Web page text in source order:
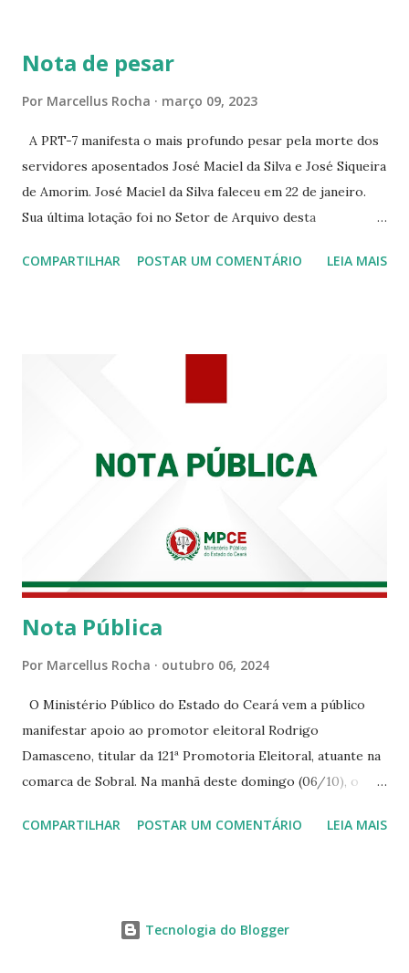
☆CINE VIP CLUBE RUA 24 DE MAIO 825 ☆CINE ECLIPSE
Nota de pesar
Por Marcellus Rocha março 09, 2023
A PRT-7 manifesta o mais profundo pesar pela morte dos
servidores aposentados José Maciel da Silva e José Siqueira
de Amorim. José Maciel da Silva faleceu em 22 de janeiro.
Sua última lotação foi no Setor de Arquivo desta
Siqueira Amorim faleceu em 28 de fevereiro e encerrou a
COMPARTILHAR POSTAR UM COMENTÁRIO LEIA MAIS
Nota Pública
Por Marcellus Rocha outubro 06, 2024
O Ministério Público do Estado do Ceará vem a público
manifestar apoio ao promotor eleitoral Rodrigo
Damasceno, titular da 121ª Promotoria Eleitoral, atuante na
comarca de Sobral. Na manhã deste domingo (06/10), o
integrava um grupo de apoiadores de um candidato a
conduta. Além disso, o referido deputado desrespeitou um
COMPARTILHAR POSTAR UM COMENTÁRIO LEIA MAIS
Tecnologia do Blogger